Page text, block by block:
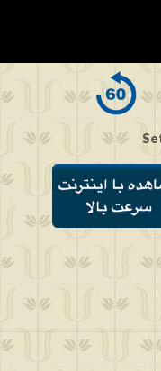
of